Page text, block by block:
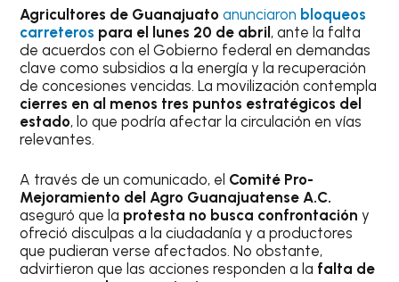
Agricultores de Guanajuato anunciaron bloqueos
carreteros para el lunes 20 de abril, ante la falta
de acuerdos con el Gobierno federal en demandas
clave como subsidios a la energía y la recuperación
de concesiones vencidas. La movilización contempla
cierres en al menos tres puntos estratégicos del
estado, lo que podría afectar la circulación en vías
relevantes.
A través de un comunicado, el Comité Pro-
Mejoramiento del Agro Guanajuatense A.C.
aseguró que la protesta no busca confrontación y
ofreció disculpas a la ciudadanía y a productores
que pudieran verse afectados. No obstante,
advirtieron que las acciones responden a la falta de